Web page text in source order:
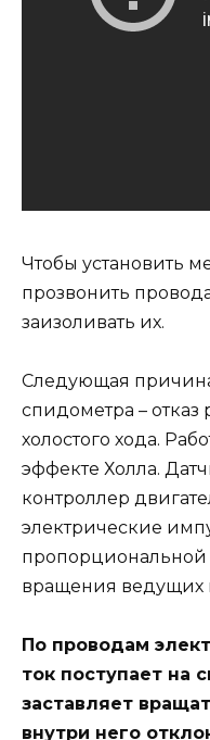
Чтобы установить
прозвонить
заизоливать их.
Следующая
спидометра – отказ
холостого хода.
эффекте Холла.
контроллер
электрические
пропорциональной
вращения ведущих
По проводам
ток поступает на
заставляет
внутри него